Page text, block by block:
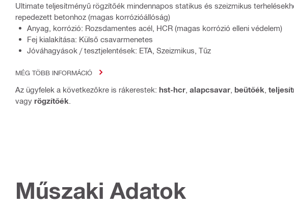
Ultimate teljesítményű rögzítőék mindennapos statikus és szeizmikus
repedezett betonhoz (magas korrózióállóság)
Anyag, korrózió: Rozsdamentes acél, HCR (magas korrózió elleni védelem)
Fej kialakítása: Külső csavarmenetes
Jóváhagyások / tesztjelentések: ETA, Szeizmikus, Tűz
MÉG TÖBB INFORMÁCIÓ
Az ügyfelek a következőkre is rákerestek: hst-hcr alapcsavar beütőék
vagy rögzítőék
Műszaki Adatok